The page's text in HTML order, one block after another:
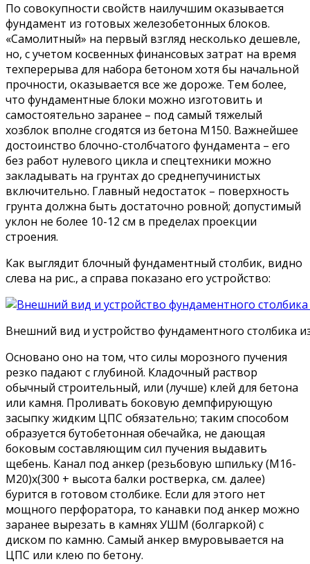
По совокупности свойств наилучшим оказывается
фундамент из готовых железобетонных блоков.
«Самолитный» на первый взгляд несколько дешевле,
но, с учетом косвенных финансовых затрат на время
техперерыва для набора бетоном хотя бы начальной
прочности, оказывается все же дороже. Тем более,
что фундаментные блоки можно изготовить и
самостоятельно заранее – под самый тяжелый
хозблок вполне сгодятся из бетона М150. Важнейшее
достоинство блочно-столбчатого фундамента – его
без работ нулевого цикла и спецтехники можно
закладывать на грунтах до среднепучинистых
включительно. Главный недостаток – поверхность
грунта должна быть достаточно ровной; допустимый
уклон не более 10-12 см в пределах проекции
строения.
Как выглядит блочный фундаментный столбик, видно
слева на рис., а справа показано его устройство:
Внешний вид и устройство фундаментного столбика
Основано оно на том, что силы морозного пучения
резко падают с глубиной. Кладочный раствор
обычный строительный, или (лучше) клей для бетона
или камня. Проливать боковую демпфирующую
засыпку жидким ЦПС обязательно; таким способом
образуется бутобетонная обечайка, не дающая
боковым составляющим сил пучения выдавить
щебень. Канал под анкер (резьбовую шпильку (М16-
М20)х(300 + высота балки ростверка, см. далее)
бурится в готовом столбике. Если для этого нет
мощного перфоратора, то канавки под анкер можно
заранее вырезать в камнях УШМ (болгаркой) с
диском по камню. Самый анкер вмуровывается на
ЦПС или клею по бетону.